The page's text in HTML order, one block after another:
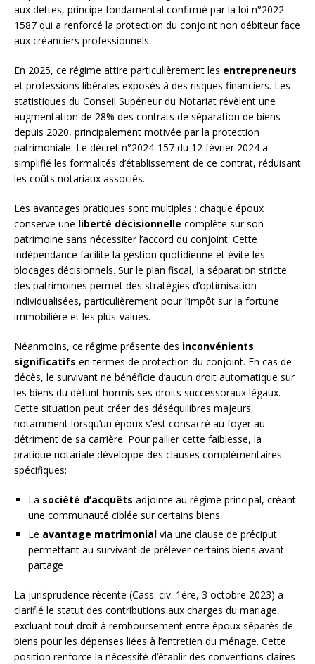
aux dettes, principe fondamental confirmé par la loi n°2022-
1587 qui a renforcé la protection du conjoint non débiteur face
aux créanciers professionnels.
En 2025, ce régime attire particulièrement les entrepreneurs
et professions libérales exposés à des risques financiers. Les
statistiques du Conseil Supérieur du Notariat révèlent une
augmentation de 28% des contrats de séparation de biens
depuis 2020, principalement motivée par la protection
patrimoniale. Le décret n°2024-157 du 12 février 2024 a
simplifié les formalités d’établissement de ce contrat, réduisant
les coûts notariaux associés.
Les avantages pratiques sont multiples : chaque époux
conserve une liberté décisionnelle complète sur son
patrimoine sans nécessiter l’accord du conjoint. Cette
indépendance facilite la gestion quotidienne et évite les
blocages décisionnels. Sur le plan fiscal, la séparation stricte
des patrimoines permet des stratégies d’optimisation
individualisées, particulièrement pour l’impôt sur la fortune
immobilière et les plus-values.
Néanmoins, ce régime présente des inconvénients
significatifs en termes de protection du conjoint. En cas de
décès, le survivant ne bénéficie d’aucun droit automatique sur
les biens du défunt hormis ses droits successoraux légaux.
Cette situation peut créer des déséquilibres majeurs,
notamment lorsqu’un époux s’est consacré au foyer au
détriment de sa carrière. Pour pallier cette faiblesse, la
pratique notariale développe des clauses complémentaires
spécifiques:
La société d’acquêts adjointe au régime principal, créant
une communauté ciblée sur certains biens
Le avantage matrimonial via une clause de préciput
permettant au survivant de prélever certains biens avant
partage
La jurisprudence récente (Cass. civ. 1ère, 3 octobre 2023) a
clarifié le statut des contributions aux charges du mariage,
excluant tout droit à remboursement entre époux séparés de
biens pour les dépenses liées à l’entretien du ménage. Cette
position renforce la nécessité d’établir des conventions claires